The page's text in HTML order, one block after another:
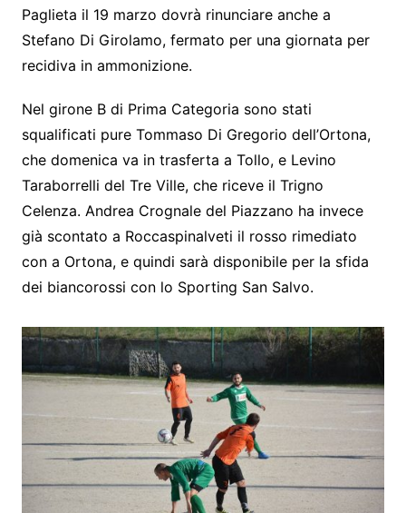
Paglieta il 19 marzo dovrà rinunciare anche a
Stefano Di Girolamo, fermato per una giornata per
recidiva in ammonizione.
Nel girone B di Prima Categoria sono stati
squalificati pure Tommaso Di Gregorio dell’Ortona,
che domenica va in trasferta a Tollo, e Levino
Taraborrelli del Tre Ville, che riceve il Trigno
Celenza. Andrea Crognale del Piazzano ha invece
già scontato a Roccaspinalveti il rosso rimediato
con a Ortona, e quindi sarà disponibile per la sfida
dei biancorossi con lo Sporting San Salvo.